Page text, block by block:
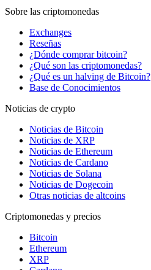
Sobre las criptomonedas
Exchanges
Reseñas
¿Dónde comprar bitcoin?
¿Qué son las criptomonedas?
¿Qué es un halving de Bitcoin?
Base de Conocimientos
Noticias de crypto
Noticias de Bitcoin
Noticias de XRP
Noticias de Ethereum
Noticias de Cardano
Noticias de Solana
Noticias de Dogecoin
Otras noticias de altcoins
Criptomonedas y precios
Bitcoin
Ethereum
XRP